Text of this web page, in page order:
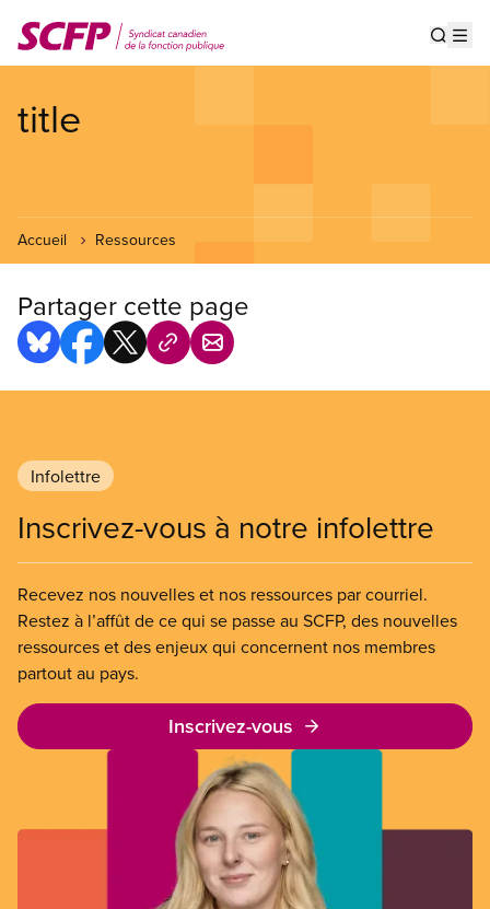
au
contenu
title
Accueil Ressources
Partager cette page
Infolettre
Inscrivez-vous à notre infolettre
Recevez nos nouvelles et nos ressources par courriel.
Restez à l’affût de ce qui se passe au SCFP, des nouvelles
ressources et des enjeux qui concernent nos membres
partout au pays.
Inscrivez-vous